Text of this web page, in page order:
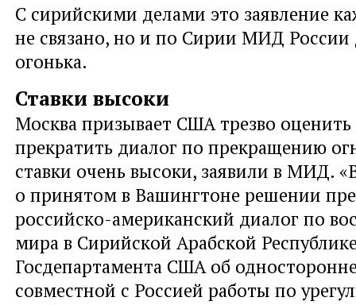
С сирийскими делами это заявление
не связано, но и по Сирии МИД России
огонька.
Ставки высоки
Москва призывает США трезво
прекратить диалог по прекращению
ставки очень высоки, заявили в МИД.
о принятом в Вашингтоне решении
российско-американский диалог по
мира в Сирийской Арабской
Госдепартамента США об
совместной с Россией работы по